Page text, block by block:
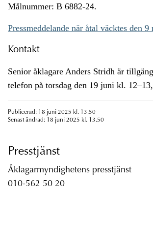
Målnummer: B 6882-24.
Pressmeddelande när åtal väcktes den 9
Kontakt
Senior åklagare Anders Stridh är
telefon på torsdag den 19 juni kl.
Publicerad: 18 juni 2025 kl. 13.50
Senast ändrad: 18 juni 2025 kl. 13.50
Presstjänst
Åklagarmyndighetens presstjänst
010-562 50 20